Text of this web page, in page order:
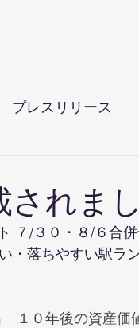
プレスリリース
されま
７/３０・８/６合
・落ちやすい駅ラ
１０年後の資産価